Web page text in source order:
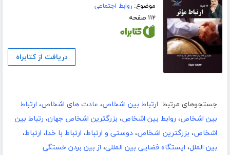
موضوع:روابط اجتماعی
۱۱۲ صفحه
دریافت از کتابراه
جستجوهای مرتبط: ارتباط بین اشخاص، عادت های اشخاص، ارتباط
بین اشخاص، روابط بین اشخاص، بزرگترین اشخاص جهان، رتباط بین
اشخاص، بزرگترین اشخاص، دوستی و ارتباط، ارتباط با خدا، ارتباط،
بین الملل، ایستگاه فضایی بین المللی، از بین بردن خستگی